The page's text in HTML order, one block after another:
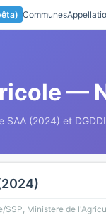
Communes
—
SAA (2024) et DGDDI
Ministere de